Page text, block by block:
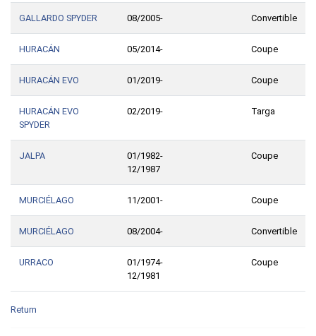
GALLARDO SPYDER 08/2005- Convertible
HURACÁN 05/2014- Coupe
HURACÁN EVO 01/2019- Coupe
HURACÁN EVO
SPYDER
02/2019- Targa
JALPA
01/1982-
12/1987
Coupe
MURCIÉLAGO 11/2001- Coupe
MURCIÉLAGO 08/2004- Convertible
URRACO
01/1974-
12/1981
Coupe
Return